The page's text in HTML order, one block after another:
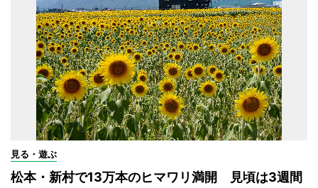
見る・遊ぶ
松本・新村で13万本のヒマワリ満開 見頃は3週間